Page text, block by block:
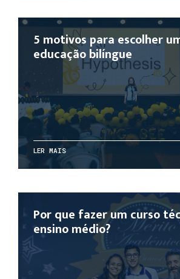
5 motivos para escolher
educação bilíngue
LER MAIS
Por que fazer um curso
ensino médio?